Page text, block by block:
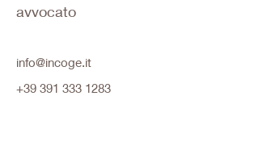
avvocato
info@incoge.it
+39 391 333 1283